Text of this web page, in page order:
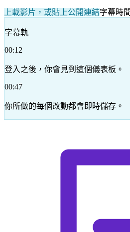
上載影片，或貼上公開連結字幕時
字幕軌
00:12
登入之後，你會見到這個儀表板。
00:47
你所做的每個改動都會即時儲存。